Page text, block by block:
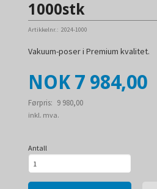
1000stk
Artikkelnr.: 2024-1000
Vakuum-poser i Premium kvalitet.
Tilbud
NOK 7 984,00
Førpris: 9 980,00
Rabatt
inkl. mva.
Antall